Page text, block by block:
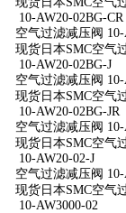
10-AW20-02BG-CR
空气过滤减压阀 10-
现货日本SMC空气
10-AW20-02BG-J
空气过滤减压阀 10-
现货日本SMC空气
10-AW20-02BG-JR
空气过滤减压阀 10-
现货日本SMC空气
10-AW20-02-J
空气过滤减压阀 10-
现货日本SMC空气
10-AW3000-02